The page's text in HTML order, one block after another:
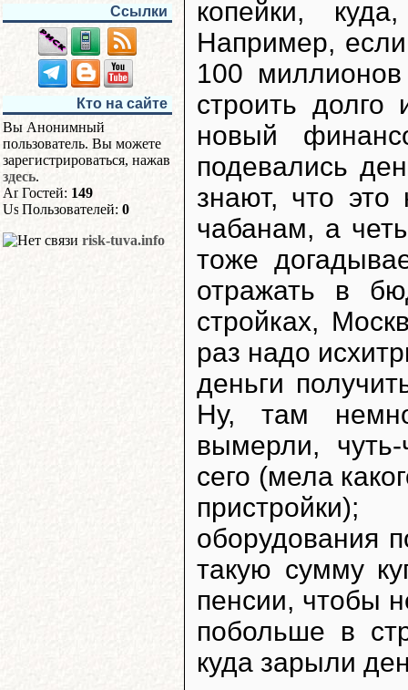
Ссылки
Кто на сайте
Вы Анонимный
пользователь. Вы можете
зарегистрироваться, нажав
здесь.
Гостей: 149
Пользователей: 0
risk-tuva.info
копейки,
Например,
100
строить
новый
подевались
знают, что это
чабанам, а
тоже
отражать в
стройках,
раз надо
деньги
Ну, там
вымерли,
сего (мела
оборудования
такую сумму
пенсии, чтобы
побольше в
куда зарыли